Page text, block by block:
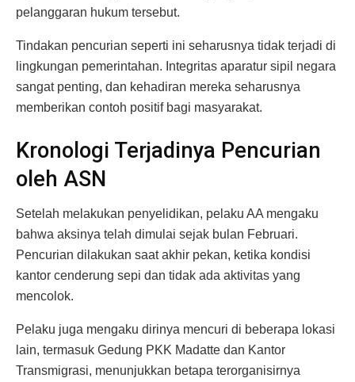
pelanggaran hukum tersebut.
Tindakan pencurian seperti ini seharusnya tidak terjadi di
lingkungan pemerintahan. Integritas aparatur sipil negara
sangat penting, dan kehadiran mereka seharusnya
memberikan contoh positif bagi masyarakat.
Kronologi Terjadinya Pencurian
oleh ASN
Setelah melakukan penyelidikan, pelaku AA mengaku
bahwa aksinya telah dimulai sejak bulan Februari.
Pencurian dilakukan saat akhir pekan, ketika kondisi
kantor cenderung sepi dan tidak ada aktivitas yang
mencolok.
Pelaku juga mengaku dirinya mencuri di beberapa lokasi
lain, termasuk Gedung PKK Madatte dan Kantor
Transmigrasi, menunjukkan betapa terorganisirnya